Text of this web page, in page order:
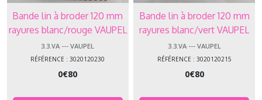
Bande lin à broder 120 mm
rayures blanc/rouge VAUPEL
3.3.VA --- VAUPEL
RÉFÉRENCE : 3020120230
0€80
Bande lin à broder 120 mm
rayures blanc/vert VAUPEL
3.3.VA --- VAUPEL
RÉFÉRENCE : 3020120215
0€80